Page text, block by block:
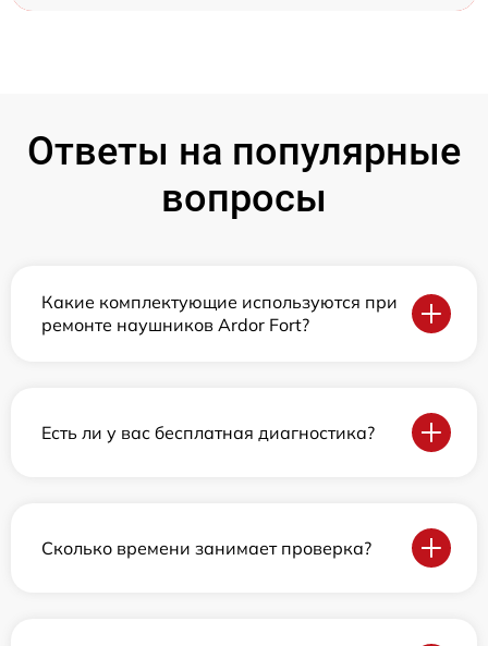
Ответы на популярные
вопросы
Какие комплектующие используются при
ремонте наушников Ardor Fort?
Есть ли у вас бесплатная диагностика?
Сколько времени занимает проверка?